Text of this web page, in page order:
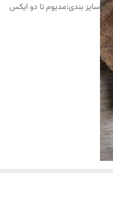
سایز بندی:مدیوم تا دو ایکس